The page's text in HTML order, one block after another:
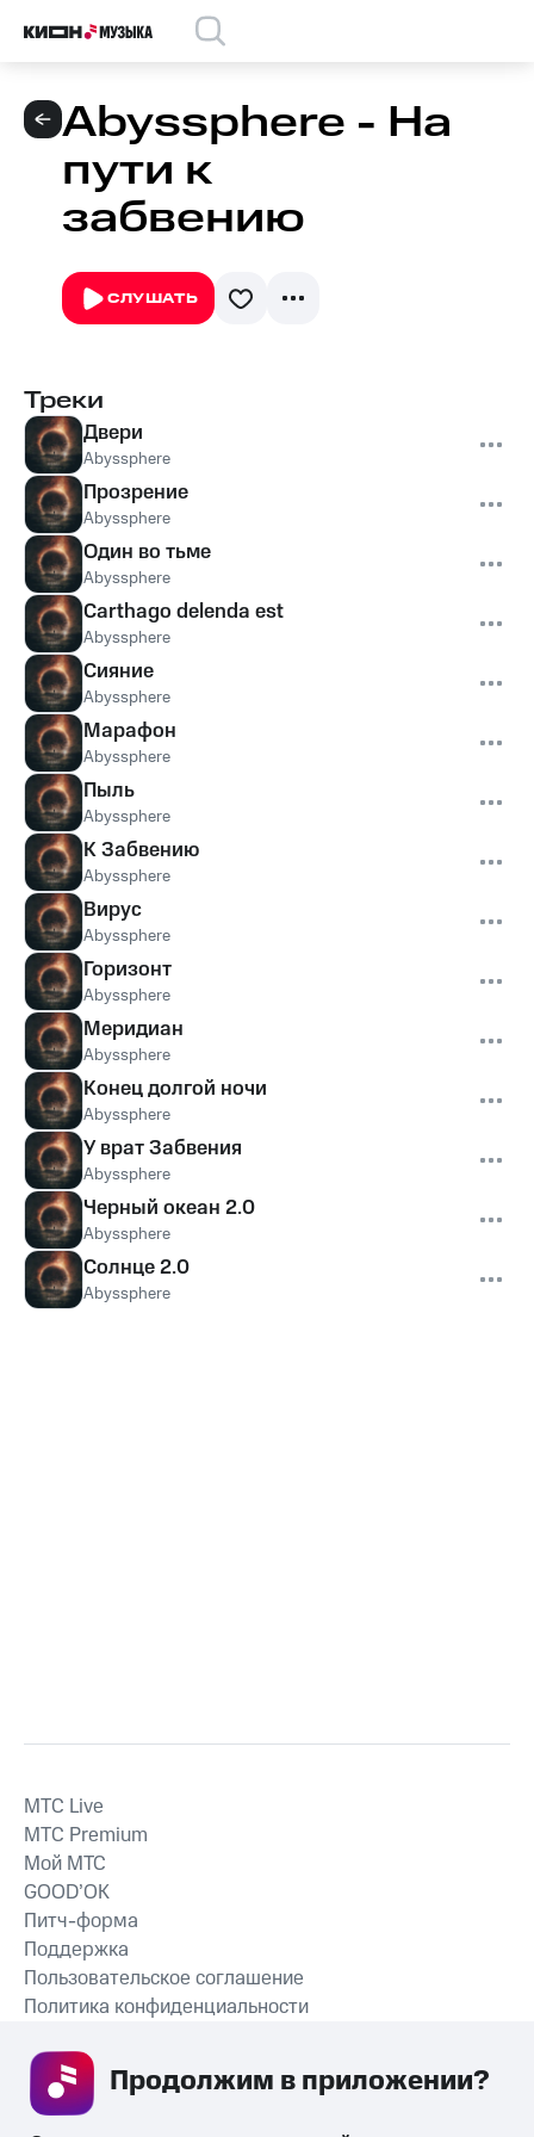
Abyssphere - На
пути к
забвению
СЛУШАТЬ
Треки
Двери
Abyssphere
Прозрение
Abyssphere
Один во тьме
Abyssphere
Carthago delenda est
Abyssphere
Сияние
Abyssphere
Марафон
Abyssphere
Пыль
Abyssphere
К Забвению
Abyssphere
Вирус
Abyssphere
Горизонт
Abyssphere
Меридиан
Abyssphere
Конец долгой ночи
Abyssphere
У врат Забвения
Abyssphere
Черный океан 2.0
Abyssphere
Солнце 2.0
Abyssphere
СКАЧАТЬ ПРИЛОЖЕНИЕ
MTС Live
MTС Premium
Мой МТС
GOOD’OK
Питч-форма
Поддержка
Пользовательское соглашение
Политика конфиденциальности